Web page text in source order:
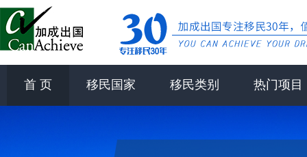
首 页 移民国家 移民类别 热门项目